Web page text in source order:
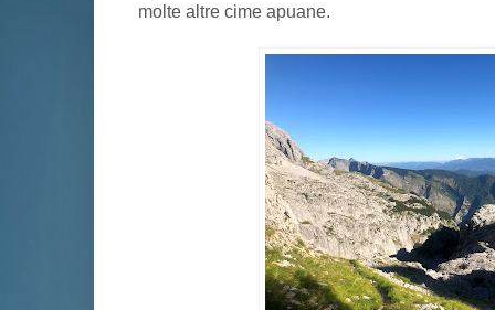
molte altre cime apuane.